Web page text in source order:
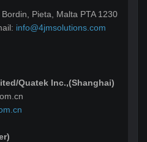
Pieta, Malta PTA 1230
info@4jmsolutions.com
Quatek Inc.,(Shanghai)